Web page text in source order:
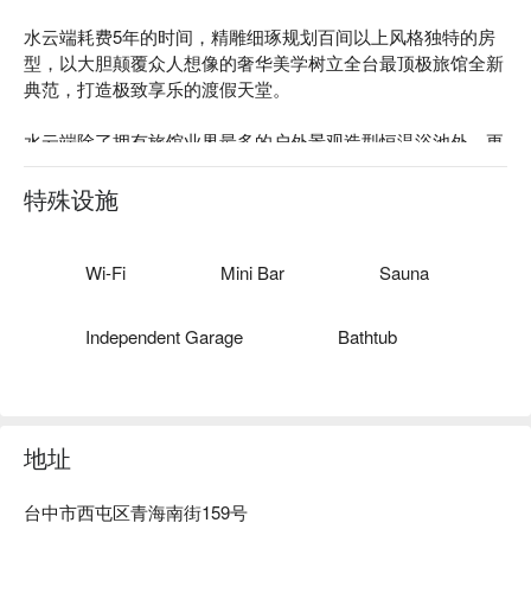
水云端耗费5年的时间，精雕细琢规划百间以上风格独特的房
型，以大胆颠覆众人想像的奢华美学树立全台最顶极旅馆全新
典范，打造极致享乐的渡假天堂。
水云端除了拥有旅馆业界最多的户外景观造型恒温浴池外、更
进一步以全新的美学观点，跳脱旧有的框架，重新演绎馆内每
一处空间，使每间房内各自拥有独树一格的风貌，让旅客每次
莅临都有与众不同的奢华体验。在卫浴设备上本馆更是加倍用
黄金雨淋应有尽有，让旅客体验专业级spa享受。
特殊设施
Wi-Fi Mini Bar Sauna
Independent Garage Bathtub
地址
台中市西屯区青海南街159号